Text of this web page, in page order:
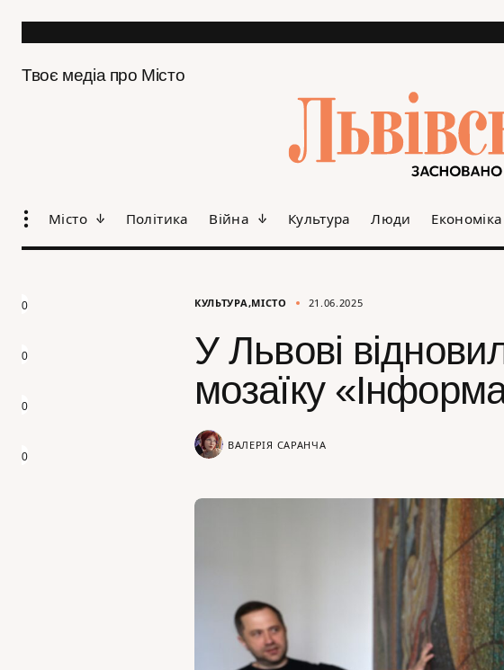
Твоє медіа про Місто
Місто Політика Війна Культура Люди Економіка
КУЛЬТУРА МІСТО 21.06.2025
У Львові
мозаїку
ВАЛЕРІЯ САРАНЧА
0
0
0
0